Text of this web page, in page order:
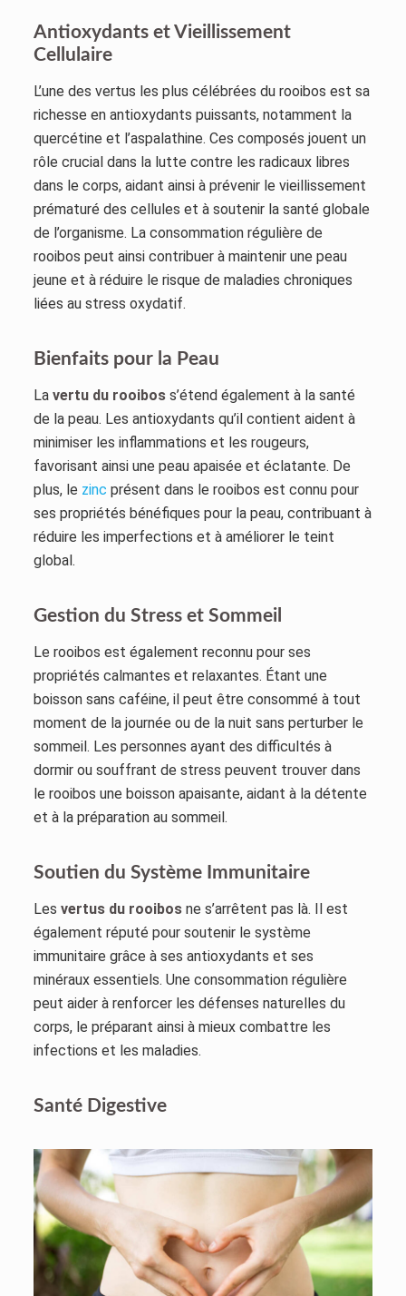
Antioxydants et Vieillissement
Cellulaire
L’une des vertus les plus célébrées du rooibos est sa
richesse en antioxydants puissants, notamment la
quercétine et l’aspalathine. Ces composés jouent un
rôle crucial dans la lutte contre les radicaux libres
dans le corps, aidant ainsi à prévenir le vieillissement
prématuré des cellules et à soutenir la santé globale
de l’organisme. La consommation régulière de
rooibos peut ainsi contribuer à maintenir une peau
jeune et à réduire le risque de maladies chroniques
liées au stress oxydatif.
Bienfaits pour la Peau
La vertu du rooiboss’étend également à la santé
de la peau. Les antioxydants qu’il contient aident à
minimiser les inflammations et les rougeurs,
favorisant ainsi une peau apaisée et éclatante. De
plus, le zinc présent dans le rooibos est connu pour
ses propriétés bénéfiques pour la peau, contribuant à
réduire les imperfections et à améliorer le teint
global.
Gestion du Stress et Sommeil
Le rooibos est également reconnu pour ses
propriétés calmantes et relaxantes. Étant une
boisson sans caféine, il peut être consommé à tout
moment de la journée ou de la nuit sans perturber le
sommeil. Les personnes ayant des difficultés à
dormir ou souffrant de stress peuvent trouver dans
le rooibos une boisson apaisante, aidant à la détente
et à la préparation au sommeil.
Soutien du Système Immunitaire
Les vertus du rooibosne s’arrêtent pas là. Il est
également réputé pour soutenir le système
immunitaire grâce à ses antioxydants et ses
minéraux essentiels. Une consommation régulière
peut aider à renforcer les défenses naturelles du
corps, le préparant ainsi à mieux combattre les
infections et les maladies.
Santé Digestive